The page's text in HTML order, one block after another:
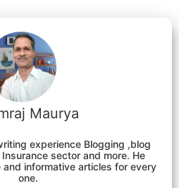
Maurya
experience Blogging ,blog
Insurance sector and more. He
informative articles for every
one.